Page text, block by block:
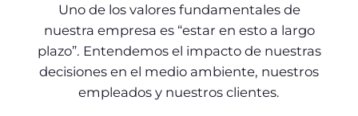
Uno de los valores fundamentales de
nuestra empresa es “estar en esto a largo
plazo”. Entendemos el impacto de nuestras
decisiones en el medio ambiente, nuestros
empleados y nuestros clientes.